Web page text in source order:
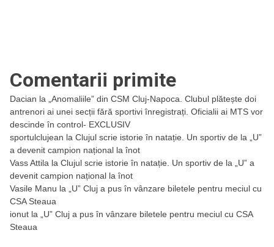
Comentarii primite
Dacian la
„Anomaliile” din CSM Cluj-Napoca. Clubul plătește doi
antrenori ai unei secții fără sportivi înregistrați. Oficialii ai MTS vor
descinde în control- EXCLUSIV
sportulclujean la Clujul scrie istorie în natație. Un sportiv de la „U”
a devenit campion național la înot
Vass Attila la Clujul scrie istorie în natație. Un sportiv de la „U” a
devenit campion național la înot
Vasile Manu la
„U” Cluj a pus în vânzare biletele pentru meciul cu
CSA Steaua
ionut la
„U” Cluj a pus în vânzare biletele pentru meciul cu CSA
Steaua